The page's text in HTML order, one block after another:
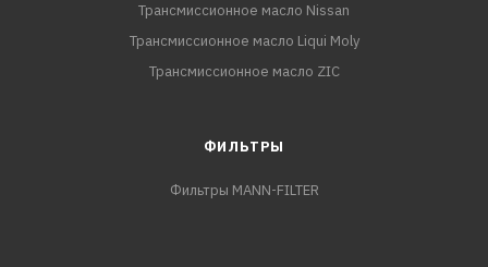
Трансмиссионное масло Nissan
Трансмиссионное масло Liqui Moly
Трансмиссионное масло ZIC
ФИЛЬТРЫ
Фильтры MANN-FILTER